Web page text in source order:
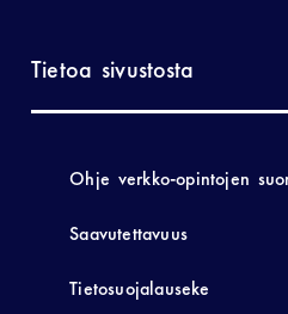
Tietoa sivustosta
Ohje verkko-opintojen
Saavutettavuus
Tietosuojalauseke